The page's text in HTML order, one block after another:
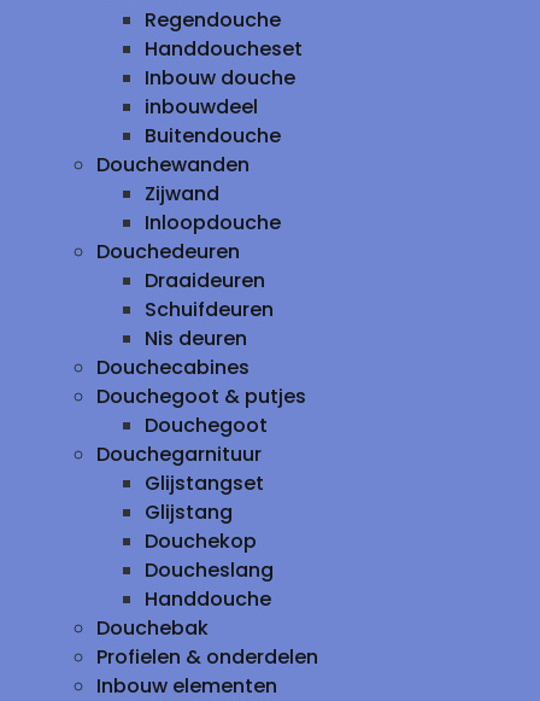
Regendouche
Handdoucheset
Inbouw douche
inbouwdeel
Buitendouche
Douchewanden
Zijwand
Inloopdouche
Douchedeuren
Draaideuren
Schuifdeuren
Nis deuren
Douchecabines
Douchegoot & putjes
Douchegoot
Douchegarnituur
Glijstangset
Glijstang
Douchekop
Doucheslang
Handdouche
Douchebak
Profielen & onderdelen
Inbouw elementen